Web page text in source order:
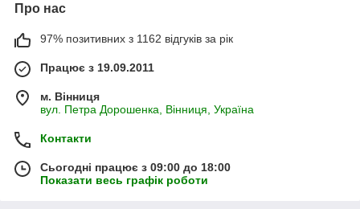
Про нас
97% позитивних з 1162 відгуків за рік
Працює з 19.09.2011
м. Вінниця
вул. Петра Дорошенка, Вінниця, Україна
Контакти
Сьогодні працює з 09:00 до 18:00
Показати весь графік роботи